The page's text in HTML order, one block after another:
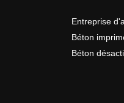
Entreprise
Béton
Béton